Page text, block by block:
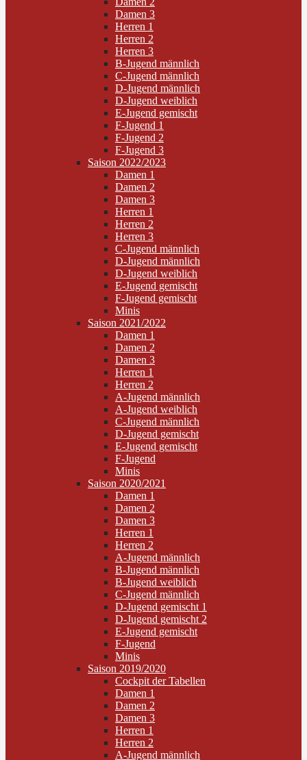
Damen 3
Herren 1
Herren 2
Herren 3
B-Jugend männlich
C-Jugend männlich
D-Jugend männlich
D-Jugend weiblich
E-Jugend gemischt
F-Jugend 1
F-Jugend 2
F-Jugend 3
Saison 2022/2023
Damen 1
Damen 2
Damen 3
Herren 1
Herren 2
Herren 3
C-Jugend männlich
D-Jugend männlich
D-Jugend weiblich
E-Jugend gemischt
F-Jugend gemischt
Minis
Saison 2021/2022
Damen 1
Damen 2
Damen 3
Herren 1
Herren 2
A-Jugend männlich
A-Jugend weiblich
C-Jugend männlich
D-Jugend gemischt
E-Jugend gemischt
F-Jugend
Minis
Saison 2020/2021
Damen 1
Damen 2
Damen 3
Herren 1
Herren 2
A-Jugend männlich
B-Jugend männlich
B-Jugend weiblich
C-Jugend männlich
D-Jugend gemischt 1
D-Jugend gemischt 2
E-Jugend gemischt
F-Jugend
Minis
Saison 2019/2020
Cockpit der Tabellen
Damen 1
Damen 2
Damen 3
Herren 1
Herren 2
A-Jugend männlich